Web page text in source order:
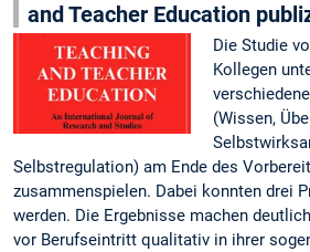
and Teacher Education
Die Studie
Kollegen
(Wissen,
Selbstregulation) am Ende des
zusammenspielen. Dabei konnten drei
werden. Die Ergebnisse machen
vor Berufseintritt qualitativ in ihrer